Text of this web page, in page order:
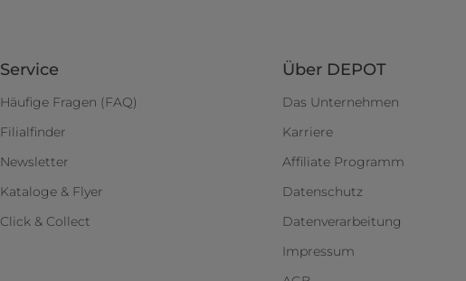
Service
Häufige Fragen (FAQ)
Filialfinder
Newsletter
Kataloge & Flyer
Click & Collect
Über DEPOT
Das Unternehmen
Karriere
Affiliate Programm
Datenschutz
Datenverarbeitung
Impressum